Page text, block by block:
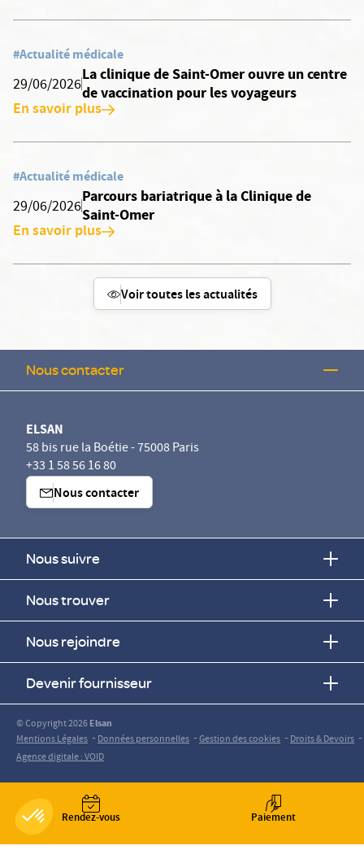
Rendez-vous Paiement
#Actualité médicale
29/06/2026
La clinique de Saint-Omer ouvre un centre
de vaccination pour les voyageurs
En savoir plus
#Actualité médicale
29/06/2026
Parcours bariatrique à la Clinique de
Saint-Omer
En savoir plus
Voir toutes les actualités
Nous contacter
ELSAN
58 bis rue la Boétie - 75008 Paris
+33 1 58 56 16 80
Nous contacter
Nous suivre
Nous trouver
Nous rejoindre
Devenir fournisseur
© Copyright 2026Elsan
Mentions Légales -Données personnelles -Gestion des cookies -Droits & Devoirs -
Agence digitale : VOID